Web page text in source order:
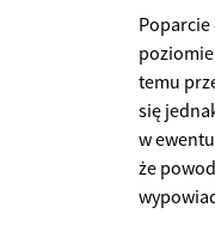
temu
się
w
że